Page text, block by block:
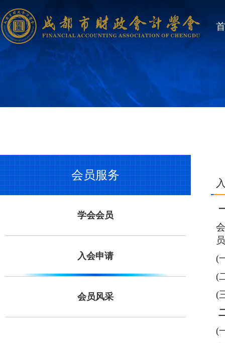
会员服务
学会会员
入会申请
会员风采
(
(
(
(